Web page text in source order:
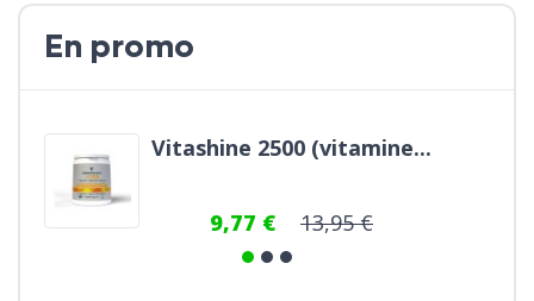
En promo
Coconut 300g - bio
7,46 € 9,95 €